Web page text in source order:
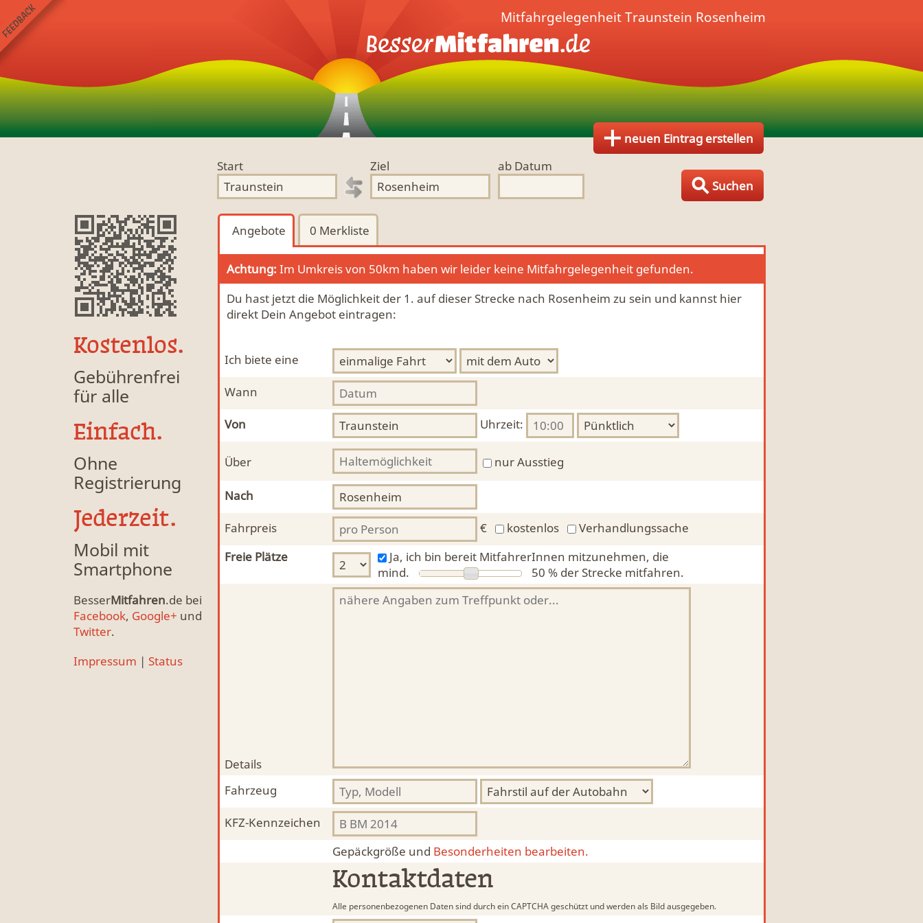
neuen Eintrag erstellen
Start
Ziel
ab Datum
Suchen
Kostenlos.
Gebührenfrei
für alle
Einfach.
Ohne
Registrierung
Jederzeit.
Mobil mit
Smartphone
BesserMitfahren.de bei
Facebook, Google+ und
Twitter.
Impressum | Status
MitfahrgelegenheitTraunstein Rosenheim
Angebote 0 Merkliste
Achtung: Im Umkreis von 50km haben wir leider keine Mitfahrgelegenheit gefunden.
Du hast jetzt die Möglichkeit der 1. auf dieser Strecke nach Rosenheim zu sein und kannst hier
direkt Dein Angebot eintragen:
Ich biete eine
Wann
Von Uhrzeit:
Über nur Ausstieg
Nach
Fahrpreis € kostenlos
Verhandlungssache
Freie Plätze
Ja, ich bin bereit MitfahrerInnen mitzunehmen, die
mind.
50 % der Strecke mitfahren.
Details
Fahrzeug
KFZ-Kennzeichen
Gepäckgröße und Besonderheiten bearbeiten.
Kontaktdaten
Alle personenbezogenen Daten sind durch ein CAPTCHA geschützt und werden als Bild ausgegeben.